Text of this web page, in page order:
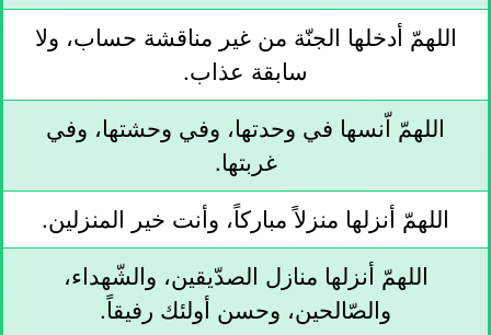
اللهمّ أدخلها الجنّة من غير مناقشة حساب، ولا
سابقة عذاب.
اللهمّ اّنسها في وحدتها، وفي وحشتها، وفي
غربتها.
اللهمّ أنزلها منزلاً مباركاً، وأنت خير المنزلين.
اللهمّ أنزلها منازل الصدّيقين، والشّهداء،
والصّالحين، وحسن أولئك رفيقاً.